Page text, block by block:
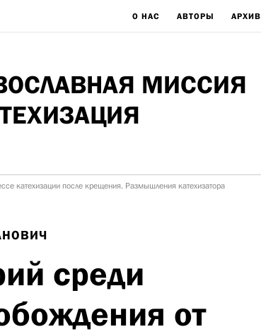
О НАС АВТОРЫ АРХИВ
МИССИЯ
катехизации после крещения. Размышления катехизатора
среди
от